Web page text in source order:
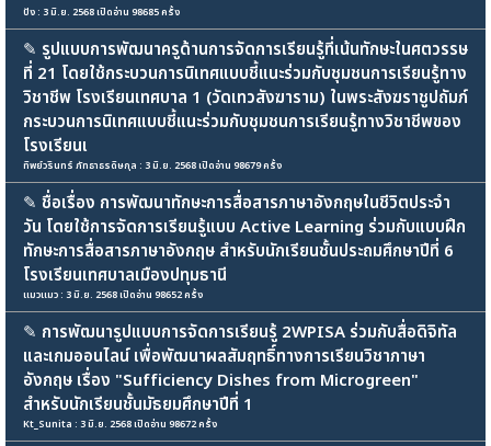
ปัง : 3 มิ.ย. 2568 เปิดอ่าน 98685 ครั้ง
✎ รูปแบบการพัฒนาครูด้านการจัดการเรียนรู้ที่เน้นทักษะในศตวรรษ
ที่ 21 โดยใช้กระบวนการนิเทศแบบชี้แนะร่วมกับชุมชนการเรียนรู้ทาง
วิชาชีพ โรงเรียนเทศบาล 1 (วัดเทวสังฆาราม) ในพระสังฆราชูปถัมภ์
กระบวนการนิเทศแบบชี้แนะร่วมกับชุมชนการเรียนรู้ทางวิชาชีพของ
โรงเรียนเ
ทิพย์วรินทร์ ภัทธาธรดิษกุล : 3 มิ.ย. 2568 เปิดอ่าน 98679 ครั้ง
✎ ชื่อเรื่อง การพัฒนาทักษะการสื่อสารภาษาอังกฤษในชีวิตประจำ
วัน โดยใช้การจัดการเรียนรู้แบบ Active Learning ร่วมกับแบบฝึก
ทักษะการสื่อสารภาษาอังกฤษ สำหรับนักเรียนชั้นประถมศึกษาปีที่ 6
โรงเรียนเทศบาลเมืองปทุมธานี
แมวแมว : 3 มิ.ย. 2568 เปิดอ่าน 98652 ครั้ง
✎ การพัฒนารูปแบบการจัดการเรียนรู้ 2WPISA ร่วมกับสื่อดิจิทัล
และเกมออนไลน์ เพื่อพัฒนาผลสัมฤทธิ์ทางการเรียนวิชาภาษา
อังกฤษ เรื่อง "Sufficiency Dishes from Microgreen"
สำหรับนักเรียนชั้นมัธยมศึกษาปีที่ 1
Kt_Sunita : 3 มิ.ย. 2568 เปิดอ่าน 98672 ครั้ง